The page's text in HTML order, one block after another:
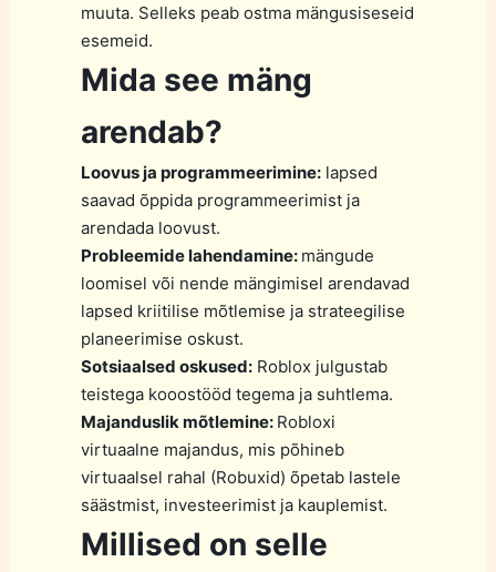
muuta. Selleks peab ostma mängusiseseid
esemeid.
Mida see mäng
arendab?
Loovus ja programmeerimine:lapsed
saavad õppida programmeerimist ja
arendada loovust.
Probleemide lahendamine: mängude
loomisel või nende mängimisel arendavad
lapsed kriitilise mõtlemise ja strateegilise
planeerimise oskust.
Sotsiaalsed oskused:Roblox julgustab
teistega kooostööd tegema ja suhtlema.
Majanduslik mõtlemine: Robloxi
virtuaalne majandus, mis põhineb
virtuaalsel rahal (Robuxid) õpetab lastele
säästmist, investeerimist ja kauplemist.
Millised on selle